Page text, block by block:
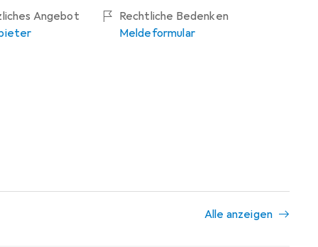
Angebot
Rechtliche Bedenken
Meldeformular
Alle anzeigen